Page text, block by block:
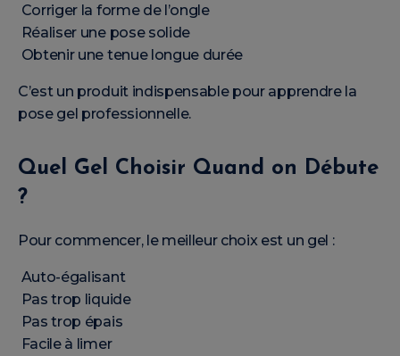
Corriger la forme de l’ongle
Réaliser une pose solide
Obtenir une tenue longue durée
C’est un produit indispensable pour apprendre la
pose gel professionnelle.
Quel Gel Choisir Quand on Débute
?
Pour commencer, le meilleur choix est un gel :
Auto-égalisant
Pas trop liquide
Pas trop épais
Facile à limer